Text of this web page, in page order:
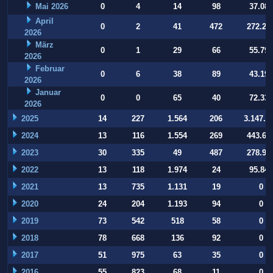
Mai 2026 0 4 14 98
37.084
April
2026
0 2 41 472
März
2026
0 1 29 66
55.794
Februar
2026
0 6 38 89
43.197
Januar
2026
0 0 65 40 72.332
2025 14 227 1.564 206
2024
13 116 1.554 269
2023
30 335 49 487
2022
13 118 1.974 24
95.847
2021
13 735 1.131 19
0
2020
24 204 1.193 94
0
2019
73 542 518 58
0
2018
78 668 136 92
0
2017
51 975 63 35
0